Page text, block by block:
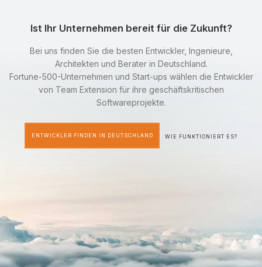
Ist Ihr Unternehmen bereit für die Zukunft?
Bei uns finden Sie die besten Entwickler, Ingenieure,
Architekten und Berater in Deutschland.
Fortune-500-Unternehmen und Start-ups wählen die Entwickler
von Team Extension für ihre geschäftskritischen
Softwareprojekte.
ENTWICKLER FINDEN IN DEUTSCHLAND WIE FUNKTIONIERT ES?